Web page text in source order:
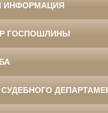
ИНФОРМАЦИЯ
ГОСПОШЛИНЫ